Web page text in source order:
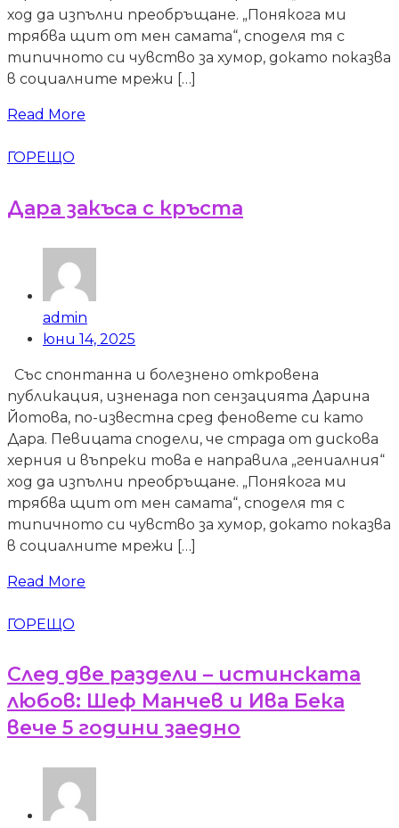
ход да изпълни преобръщане. „Понякога ми
трябва щит от мен самата“, споделя тя с
типичното си чувство за хумор, докато показва
в социалните мрежи […]
Read More
ГОРЕЩО
Дара закъса с кръста
admin
юни 14, 2025
Със спонтанна и болезнено откровена
публикация, изненада поп сензацията Дарина
Йотова, по-известна сред феновете си като
Дара. Певицата сподели, че страда от дискова
херния и въпреки това е направила „гениалния“
ход да изпълни преобръщане. „Понякога ми
трябва щит от мен самата“, споделя тя с
типичното си чувство за хумор, докато показва
в социалните мрежи […]
Read More
ГОРЕЩО
След две раздели – истинската
любов: Шеф Манчев и Ива Бека
вече 5 години заедно